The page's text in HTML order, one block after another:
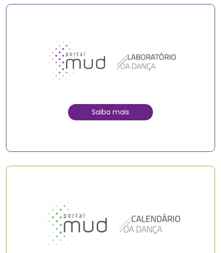
Saiba mais